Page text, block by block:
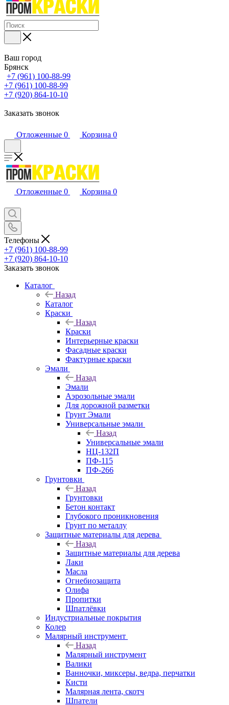
Ваш город
Брянск
+7 (961) 100-88-99
+7 (961) 100-88-99
+7 (920) 864-10-10
Заказать звонок
Отложенные 0 Корзина 0
Отложенные 0 Корзина 0
Телефоны
+7 (961) 100-88-99
+7 (920) 864-10-10
Заказать звонок
Каталог
Назад
Каталог
Краски
Назад
Краски
Интерьерные краски
Фасадные краски
Фактурные краски
Эмали
Назад
Эмали
Аэрозольные эмали
Для дорожной разметки
Грунт Эмали
Универсальные эмали
Назад
Универсальные эмали
НЦ-132П
ПФ-115
ПФ-266
Грунтовки
Назад
Грунтовки
Бетон контакт
Глубокого проникновения
Грунт по металлу
Защитные материалы для дерева
Назад
Защитные материалы для дерева
Лаки
Масла
Огнебиозащита
Олифа
Пропитки
Шпатлёвки
Индустриальные покрытия
Колер
Малярный инструмент
Назад
Малярный инструмент
Валики
Ванночки, миксеры, ведра, перчатки
Кисти
Малярная лента, скотч
Шпатели